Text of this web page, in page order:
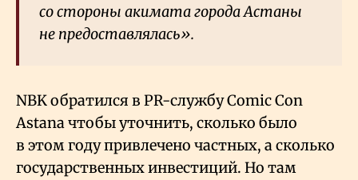
co стороны акимата города Астаны
не предоставлялась».
NBK обратился в PR-службу Comic Con
Astana чтобы уточнить, сколько было
в этом году привлечено частных, а сколько
государственных инвестиций. Но там